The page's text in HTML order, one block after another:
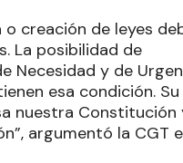
creación de leyes
La posibilidad de
Necesidad y de
esa condición. Su
nuestra Constitución
argumentó la CGT